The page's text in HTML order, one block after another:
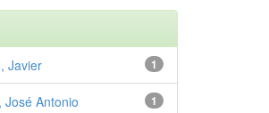
1
Javier
1
José Antonio